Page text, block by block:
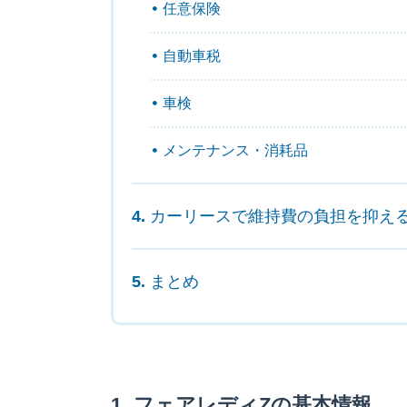
任意保険
自動車税
車検
メンテナンス・消耗品
カーリースで維持費の負担を抑え
まとめ